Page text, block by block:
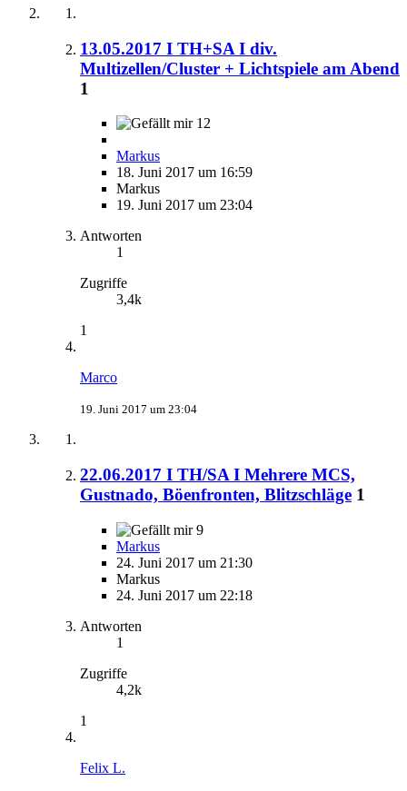
13.05.2017 I TH+SA I div.
Multizellen/Cluster + Lichtspiele am Abend
1
12
Markus
18. Juni 2017 um 16:59
Markus
19. Juni 2017 um 23:04
Antworten
1
Zugriffe
3,4k
1
Marco
19. Juni 2017 um 23:04
22.06.2017 I TH/SA I Mehrere MCS,
Gustnado, Böenfronten, Blitzschläge 1
9
Markus
24. Juni 2017 um 21:30
Markus
24. Juni 2017 um 22:18
Antworten
1
Zugriffe
4,2k
1
Felix L.